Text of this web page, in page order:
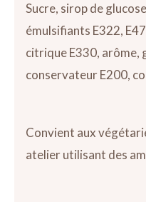
Sucre, sirop de
émulsifiants E322,
citrique E330, arôme,
conservateur E200,
Convient aux
atelier utilisant des